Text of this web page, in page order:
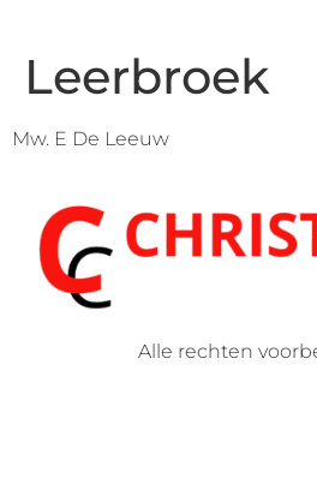
Leerbroek
Mw. E De Leeuw
Alle rechten